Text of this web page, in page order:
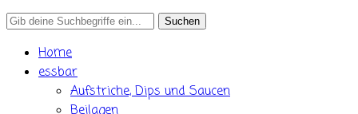
Search
Home
essbar
Aufstriche, Dips und Saucen